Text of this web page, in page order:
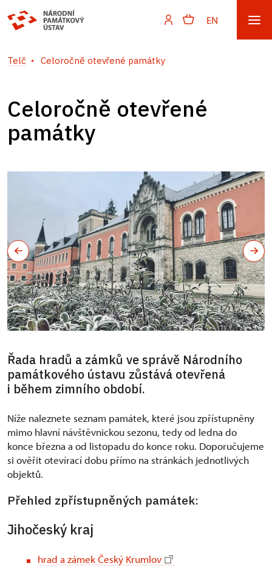
EN
Telč Celoročně otevřené památky
Celoročně otevřené
památky
Řada hradů a zámků ve správě Národního
památkového ústavu zůstává otevřená
i během zimního období.
Níže naleznete seznam památek, které jsou zpřístupněny
mimo hlavní návštěvnickou sezonu, tedy od ledna do
konce března a od listopadu do konce roku. Doporučujeme
si ověřit otevírací dobu přímo na stránkách jednotlivých
objektů.
Přehled zpřístupněných památek:
Jihočeský kraj
hrad a zámek Český Krumlov